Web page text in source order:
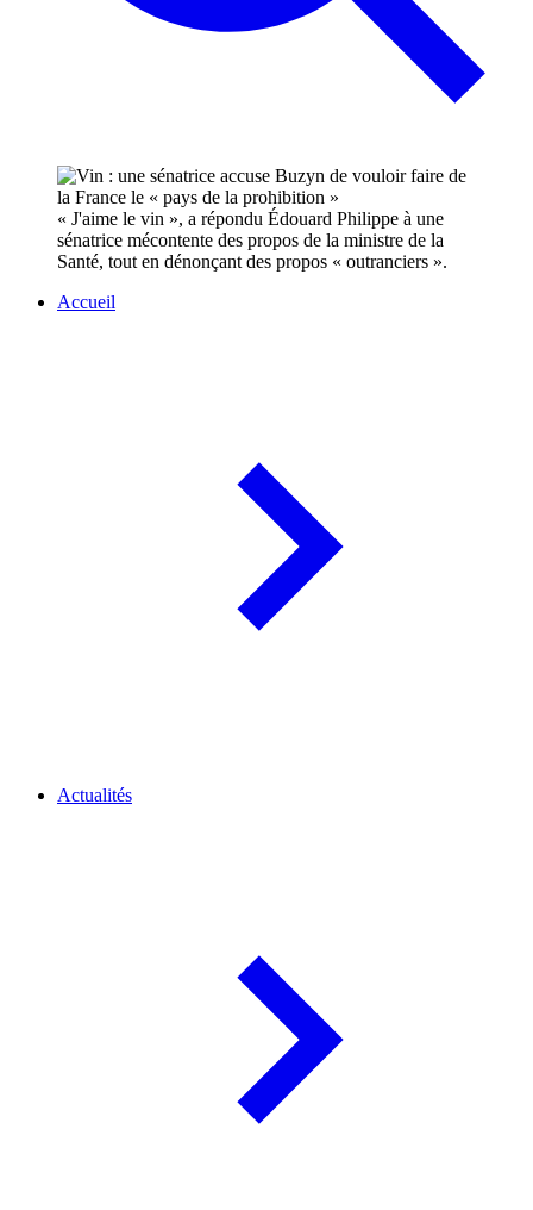
« J'aime le vin », a répondu Édouard Philippe à une
sénatrice mécontente des propos de la ministre de la
Santé, tout en dénonçant des propos « outranciers ».
Accueil
Actualités